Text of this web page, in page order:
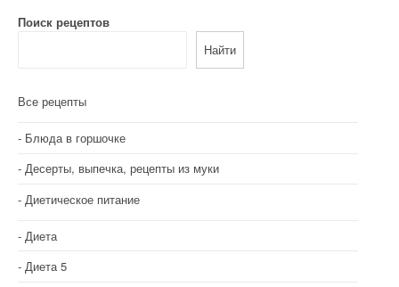
Поиск рецептов
Найти
Все рецепты
Блюда в горшочке
Десерты, выпечка, рецепты из муки
Диетическое питание
Диета
Диета 5